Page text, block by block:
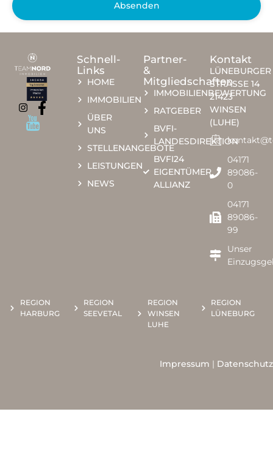
Absenden
Schnell-
Links
HOME
IMMOBILIEN
ÜBER
UNS
STELLENANGEBOTE
LEISTUNGEN
NEWS
Partner-
&
Mitgliedschaften
IMMOBILIENBEWERTUNG
RATGEBER
BVFI-
LANDESDIREKTION
BVFI24
EIGENTÜMER
ALLIANZ
Kontakt
LÜNEBURGER
STRASSE 14
21423
WINSEN
(LUHE)
04171
89086-
0​​
04171
89086-
99
Unser
REGION
HARBURG
REGION
SEEVETAL
REGION
WINSEN
LUHE
REGION
LÜNEBURG
Impressum | Datenschutz